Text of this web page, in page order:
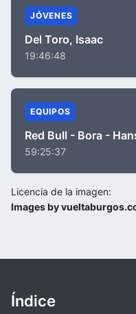
JÓVENES
Del Toro, Isaac
19:46:48
EQUIPOS
Red Bull - Bora -
59:25:37
Licencia de la imagen:
Images by
Índice